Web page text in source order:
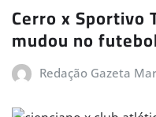
Cerro x Sportivo
mudou no
Redação Gazeta